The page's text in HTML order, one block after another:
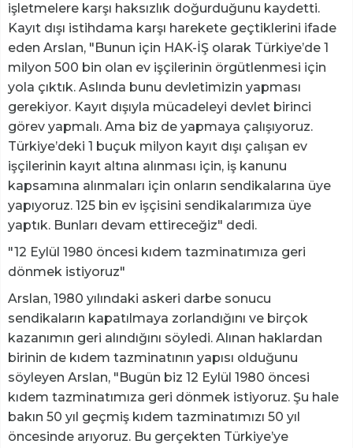
işletmelere karşı haksızlık doğurduğunu kaydetti.
Kayıt dışı istihdama karşı harekete geçtiklerini ifade
eden Arslan, "Bunun için HAK-İŞ olarak Türkiye’de 1
milyon 500 bin olan ev işçilerinin örgütlenmesi için
yola çıktık. Aslında bunu devletimizin yapması
gerekiyor. Kayıt dışıyla mücadeleyi devlet birinci
görev yapmalı. Ama biz de yapmaya çalışıyoruz.
Türkiye’deki 1 buçuk milyon kayıt dışı çalışan ev
işçilerinin kayıt altına alınması için, iş kanunu
kapsamına alınmaları için onların sendikalarına üye
yapıyoruz. 125 bin ev işçisini sendikalarımıza üye
yaptık. Bunları devam ettireceğiz" dedi.
"12 Eylül 1980 öncesi kıdem tazminatımıza geri
dönmek istiyoruz"
Arslan, 1980 yılındaki askeri darbe sonucu
sendikaların kapatılmaya zorlandığını ve birçok
kazanımın geri alındığını söyledi. Alınan haklardan
birinin de kıdem tazminatının yapısı olduğunu
söyleyen Arslan, "Bugün biz 12 Eylül 1980 öncesi
kıdem tazminatımıza geri dönmek istiyoruz. Şu hale
bakın 50 yıl geçmiş kıdem tazminatımızı 50 yıl
öncesinde arıyoruz. Bu gerçekten Türkiye’ye